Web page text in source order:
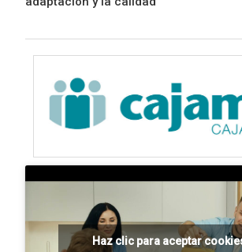
Haz clic para aceptar